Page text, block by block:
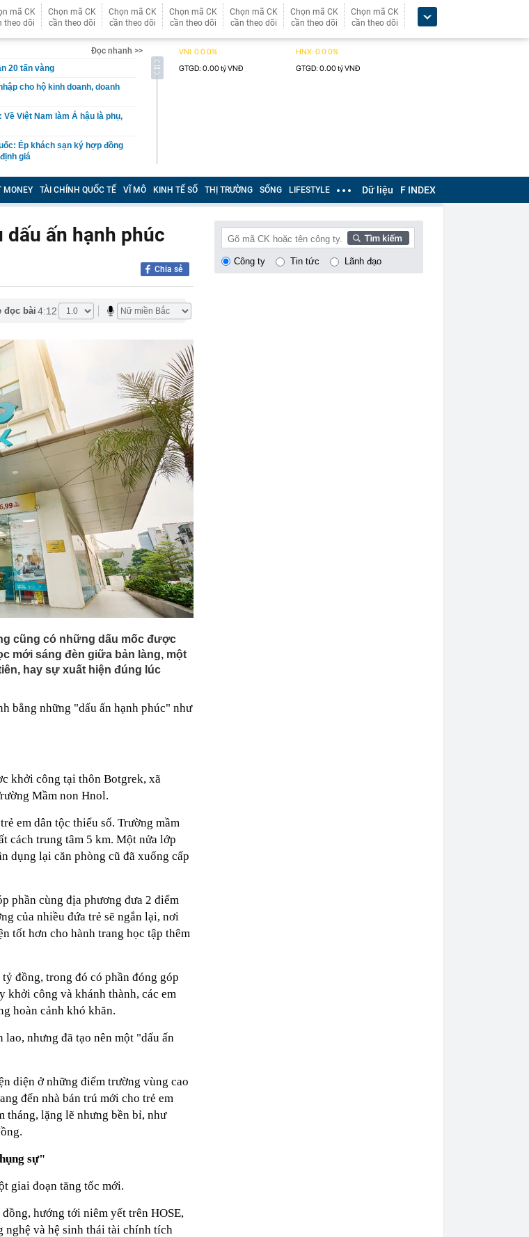
mã CK
theo dõi
Chọn mã CK
cần theo dõi
Chọn mã CK
cần theo dõi
Chọn mã CK
cần theo dõi
Chọn mã CK
cần theo dõi
Chọn mã CK
cần theo dõi
Chọn mã CK
cần theo dõi
Đọc nhanh >>
20 tấn vàng
cho hộ kinh doanh, doanh
Việt Nam làm Á hậu là phụ,
Ép khách sạn ký hợp đồng
giá
Khu đô thị mới Thủ Thiêm
đang sống giả tạo với chính
lập tức ra đề nghị với Bắc
thép 125 tấn cho nhà hát
1 lọ dầu gió trong nhà vệ
Hưng Thịnh lãnh 10 năm tù
đa kim loại vàng, bạc - thân
thác lớn
nhập tịch đầu tiên trong lịch
chất nổ tại sân bay Đức
gây rối, nhưng Vua Quạt cũng
MONEY TÀI CHÍNH QUỐC TẾ VĨ MÔ KINH TẾ SỐ THỊ TRƯỜNG SỐNG LIFESTYLE Dữ liệu F INDEX
ấn hạnh phúc
Chia sẻ
đọc bài 4:12
cũng có những dấu mốc được
mới sáng đèn giữa bản làng, một
hay sự xuất hiện đúng lúc
bằng những "dấu ấn hạnh phúc" như
khởi công tại thôn Botgrek, xã
Mầm non Hnol.
em dân tộc thiểu số. Trường mầm
cách trung tâm 5 km. Một nửa lớp
dụng lại căn phòng cũ đã xuống cấp
phần cùng địa phương đưa 2 điểm
của nhiều đứa trẻ sẽ ngắn lại, nơi
tốt hơn cho hành trang học tập thêm
đồng, trong đó có phần đóng góp
khởi công và khánh thành, các em
hoàn cảnh khó khăn.
nhưng đã tạo nên một "dấu ấn
diện ở những điểm trường vùng cao
đến nhà bán trú mới cho trẻ em
tháng, lặng lẽ nhưng bền bỉ, như
sự"
giai đoạn tăng tốc mới.
hướng tới niêm yết trên HOSE,
nghệ và hệ sinh thái tài chính tích
Công ty Tin tức Lãnh đạo